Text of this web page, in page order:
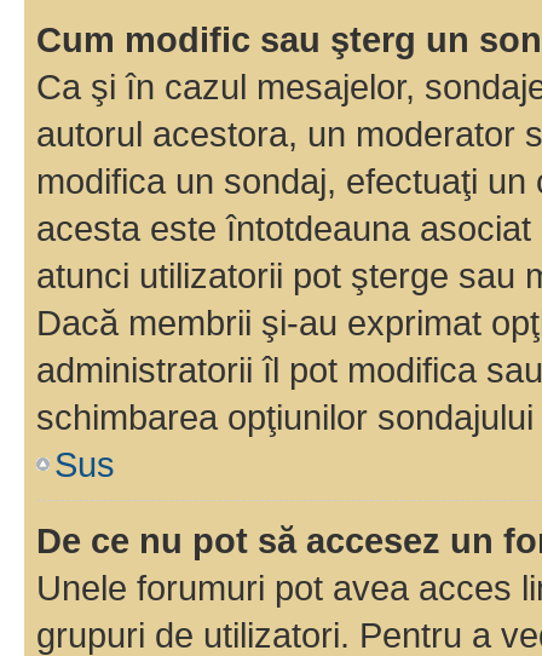
Cum modific sau şterg un
Ca şi în cazul mesajelor,
autorul acestora, un moderator
modifica un sondaj, efectuaţi
acesta este întotdeauna
atunci utilizatorii pot şterge sau
Dacă membrii şi-au exprimat
administratorii îl pot modifica
schimbarea opţiunilor
Sus
De ce nu pot să accesez un
Unele forumuri pot avea acces
grupuri de utilizatori. Pentru a